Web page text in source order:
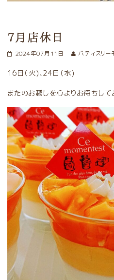
7月店休日
2024年07月11日 パティスリー
16日（火)、24日（水)
またのお越しを心よりお待ちし